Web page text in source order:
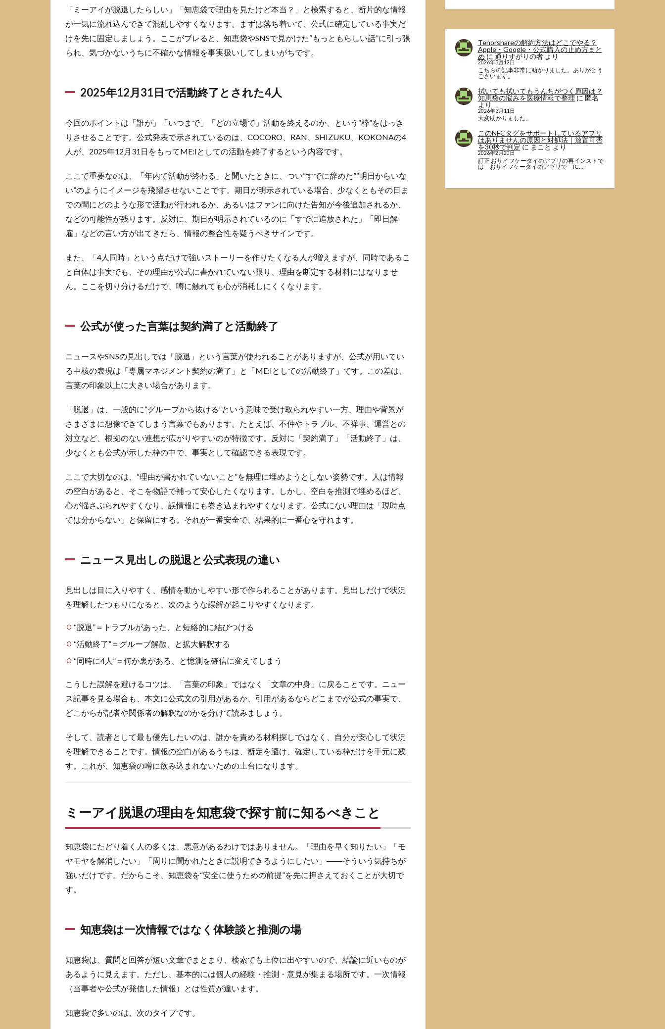
終了
とさ
れた4
人
1.2
言葉
了と
活動
終了
ニュ
ース
しの
脱退
と公
式表
違い
2
ミ
脱
理
由
を
袋
で
探
前
知
る
べ
き
こ
知恵
袋は
情報
なく
談と
推測
の場
2.2
広が
りや
すい
ーン
2.3
読む
い3つ
3
ミ
ー
イ
噂
見
分
け
る
ッ
「ミーアイが脱退したらしい」「知恵袋で理由を見たけど本当？」と検索すると、断片的な情報
が一気に流れ込んできて混乱しやすくなります。まずは落ち着いて、公式に確定している事実だ
けを先に固定しましょう。ここがブレると、知恵袋やSNSで見かけた“もっともらしい話”に引っ張
られ、気づかないうちに不確かな情報を事実扱いしてしまいがちです。
2025年12月31日で活動終了とされた4人
今回のポイントは「誰が」「いつまで」「どの立場で」活動を終えるのか、という“枠”をはっき
りさせることです。公式発表で示されているのは、COCORO、RAN、SHIZUKU、KOKONAの4
人が、2025年12月31日をもってME:Iとしての活動を終了するという内容です。
ここで重要なのは、「年内で活動が終わる」と聞いたときに、つい“すでに辞めた”“明日からいな
い”のようにイメージを飛躍させないことです。期日が明示されている場合、少なくともその日ま
での間にどのような形で活動が行われるか、あるいはファンに向けた告知が今後追加されるか、
などの可能性が残ります。反対に、期日が明示されているのに「すでに追放された」「即日解
雇」などの言い方が出てきたら、情報の整合性を疑うべきサインです。
また、「4人同時」という点だけで強いストーリーを作りたくなる人が増えますが、同時であるこ
と自体は事実でも、その理由が公式に書かれていない限り、理由を断定する材料にはなりませ
ん。ここを切り分けるだけで、噂に触れても心が消耗しにくくなります。
公式が使った言葉は契約満了と活動終了
ニュースやSNSの見出しでは「脱退」という言葉が使われることがありますが、公式が用いてい
る中核の表現は「専属マネジメント契約の満了」と「ME:Iとしての活動終了」です。この差は、
言葉の印象以上に大きい場合があります。
「脱退」は、一般的に“グループから抜ける”という意味で受け取られやすい一方、理由や背景が
さまざまに想像できてしまう言葉でもあります。たとえば、不仲やトラブル、不祥事、運営との
対立など、根拠のない連想が広がりやすいのが特徴です。反対に「契約満了」「活動終了」は、
少なくとも公式が示した枠の中で、事実として確認できる表現です。
ここで大切なのは、“理由が書かれていないこと”を無理に埋めようとしない姿勢です。人は情報
の空白があると、そこを物語で補って安心したくなります。しかし、空白を推測で埋めるほど、
心が揺さぶられやすくなり、誤情報にも巻き込まれやすくなります。公式にない理由は「現時点
では分からない」と保留にする。それが一番安全で、結果的に一番心を守れます。
ニュース見出しの脱退と公式表現の違い
見出しは目に入りやすく、感情を動かしやすい形で作られることがあります。見出しだけで状況
を理解したつもりになると、次のような誤解が起こりやすくなります。
“脱退”＝トラブルがあった、と短絡的に結びつける
“活動終了”＝グループ解散、と拡大解釈する
“同時に4人”＝何か裏がある、と憶測を確信に変えてしまう
こうした誤解を避けるコツは、「言葉の印象」ではなく「文章の中身」に戻ることです。ニュー
ス記事を見る場合も、本文に公式文の引用があるか、引用があるならどこまでが公式の事実で、
どこからが記者や関係者の解釈なのかを分けて読みましょう。
そして、読者として最も優先したいのは、誰かを責める材料探しではなく、自分が安心して状況
を理解できることです。情報の空白があるうちは、断定を避け、確定している枠だけを手元に残
す。これが、知恵袋の噂に飲み込まれないための土台になります。
ミーアイ脱退の理由を知恵袋で探す前に知るべきこと
知恵袋にたどり着く人の多くは、悪意があるわけではありません。「理由を早く知りたい」「モ
ヤモヤを解消したい」「周りに聞かれたときに説明できるようにしたい」――そういう気持ちが
強いだけです。だからこそ、知恵袋を“安全に使うための前提”を先に押さえておくことが大切で
す。
知恵袋は一次情報ではなく体験談と推測の場
知恵袋は、質問と回答が短い文章でまとまり、検索でも上位に出やすいので、結論に近いものが
あるように見えます。ただし、基本的には個人の経験・推測・意見が集まる場所です。一次情報
（当事者や公式が発信した情報）とは性質が違います。
知恵袋で多いのは、次のタイプです。
Tenorshareの解約方法はどこでやる？
Apple・Google・公式購入の止め方まと
め に 通りすがりの者より
2026年3月12日
こちらの記事非常に助かりました。ありがとう
ございます。
拭いても拭いてもうんちがつく原因は？
知恵袋の悩みを医療情報で整理 に 匿名
より
2026年3月11日
大変助かりました。
このNFCタグをサポートしているアプリ
はありませんの原因と対処法｜放置可否
を30秒で判定 に まこと より
2026年2月20日
訂正 おサイフケータイのアプリの再インストで
は おサイフケータイのアプリで IC…